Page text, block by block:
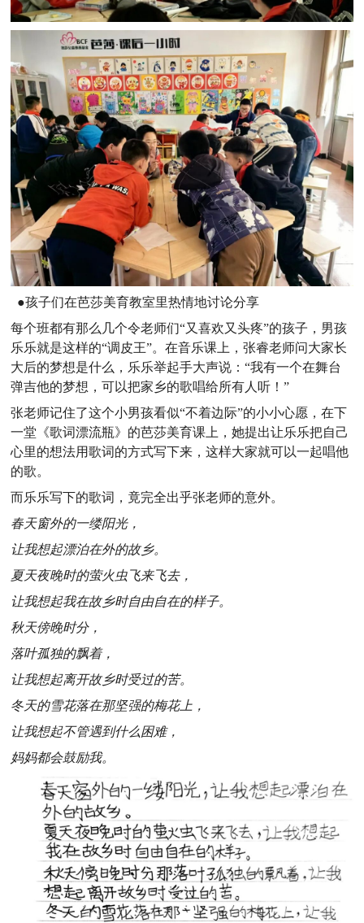
●孩子们在芭莎美育教室里热情地讨论分享
每个班都有那么几个令老师们“又喜欢又头疼”的孩子，男孩
乐乐就是这样的“调皮王”。在音乐课上，张睿老师问大家长
大后的梦想是什么，乐乐举起手大声说：“我有一个在舞台
弹吉他的梦想，可以把家乡的歌唱给所有人听！”
张老师记住了这个小男孩看似“不着边际”的小小心愿，在下
一堂《歌词漂流瓶》的芭莎美育课上，她提出让乐乐把自己
心里的想法用歌词的方式写下来，这样大家就可以一起唱他
的歌。
而乐乐写下的歌词，竟完全出乎张老师的意外。
春天窗外的一缕阳光，
让我想起漂泊在外的故乡。
夏天夜晚时的萤火虫飞来飞去，
让我想起我在故乡时自由自在的样子。
秋天傍晚时分，
落叶孤独的飘着，
让我想起离开故乡时受过的苦。
冬天的雪花落在那坚强的梅花上，
让我想起不管遇到什么困难，
妈妈都会鼓励我。